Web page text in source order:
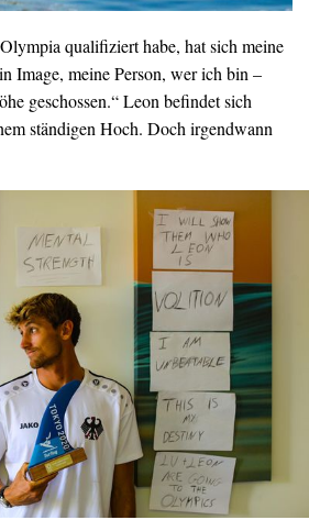
qualifiziert habe, hat sich meine
Image, meine Person, wer ich bin –
geschossen.“ Leon befindet sich
ständigen Hoch. Doch irgendwann